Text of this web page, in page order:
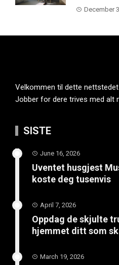
December
Velkommen til dette
Jobber for dere trives med alt
SISTE
June 16, 2026
Uventet husgjest
koste deg tusenvis
April 7, 2026
Oppdag de skjulte
hjemmet ditt som
March 19, 2026